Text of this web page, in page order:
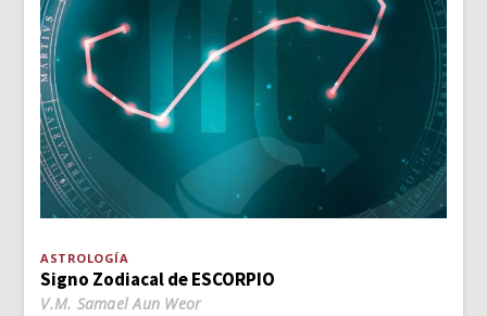
ASTROLOGÍA
Signo Zodiacal de ESCORPIO
V.M. Samael Aun Weor